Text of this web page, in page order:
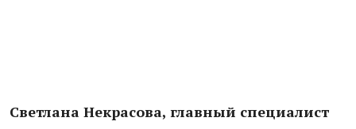
Светлана Некрасова, главный специалист